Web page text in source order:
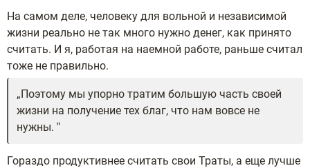
На самом деле, человеку для вольной и независимой
жизни реально не так много нужно денег, как принято
считать. И я, работая на наемной работе, раньше считал
тоже не правильно.
Поэтому мы упорно тратим большую часть своей
жизни на получение тех благ, что нам вовсе не
нужны.
Гораздо продуктивнее считать свои Траты, а еще лучше